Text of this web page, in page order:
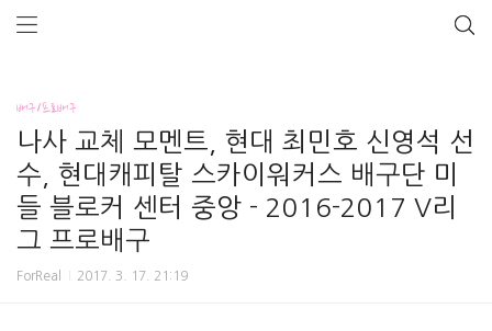
배구/프로배구
나사 교체 모멘트, 현대 최민호 신영석 선
수, 현대캐피탈 스카이워커스 배구단 미
들 블로커 센터 중앙 - 2016-2017 V리
그 프로배구
ForReal 2017. 3. 17. 21:19